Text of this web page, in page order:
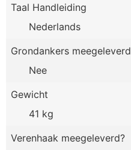
Taal Handleiding
Nederlands
Grondankers meegeleverd
Nee
Gewicht
41 kg
Verenhaak meegeleverd?